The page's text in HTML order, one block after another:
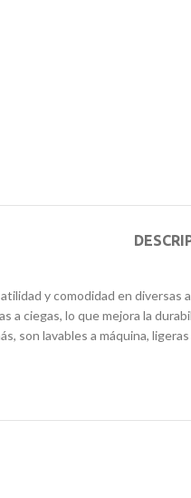
y comodidad en
a ciegas, lo que mejora la
son lavables a máquina,